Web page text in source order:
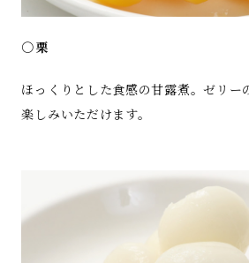
○栗
ほっくりとした食感の甘露煮。ゼリー
楽しみいただけます。